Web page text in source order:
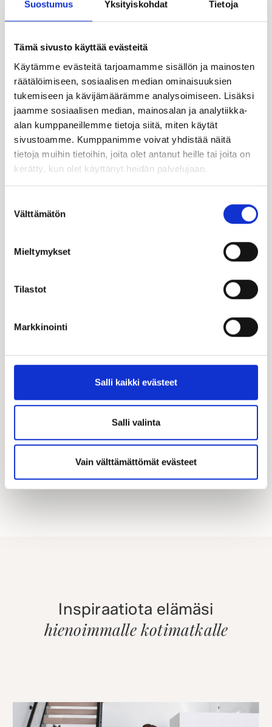
Suostumus Yksityiskohdat Tietoja
Tämä sivusto käyttää evästeitä
Käytämme evästeitä tarjoamamme sisällön ja mainosten
räätälöimiseen, sosiaalisen median ominaisuuksien
tukemiseen ja kävijämäärämme analysoimiseen. Lisäksi
jaamme sosiaalisen median, mainosalan ja analytiikka-
alan kumppaneillemme tietoja siitä, miten käytät
sivustoamme. Kumppanimme voivat yhdistää näitä
tietoja muihin tietoihin, joita olet antanut heille tai joita on
kerätty, kun olet käyttänyt heidän palvelujaan.
valinta
Välttämätön
Mieltymykset
Tilastot
Markkinointi
Salli kaikki evästeet
Salli valinta
Vain välttämättömät evästeet
Hyödynnä Kastellin tarjoamat merkittävät
kampanjamme.
KATSO KAIKKI KAMPANJAT
Inspiraatiota elämäsi
hienoimmalle kotimatkalle